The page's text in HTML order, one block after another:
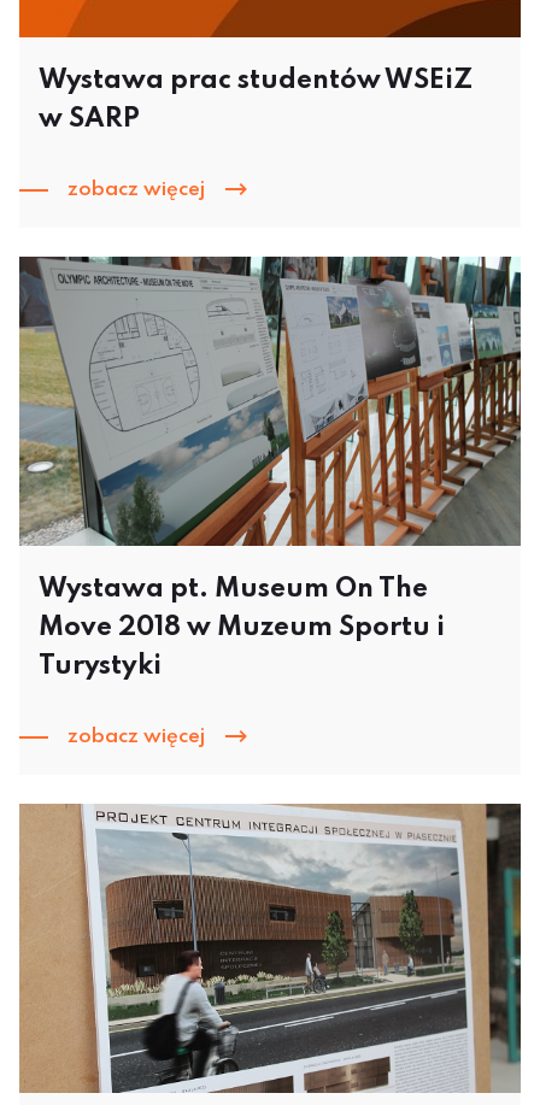
Wystawa prac studentów WSEiZ
w SARP
zobacz więcej
Wystawa pt. Museum On The
Move 2018 w Muzeum Sportu i
Turystyki
zobacz więcej